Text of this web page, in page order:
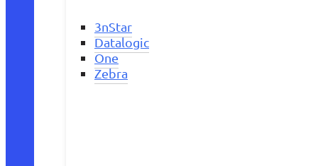
3nStar
Datalogic
One
Zebra